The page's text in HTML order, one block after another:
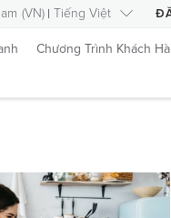
(VN) Tiếng Việt
Chương Trình Khách